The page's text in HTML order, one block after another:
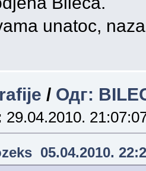
unatoc,
/ Одг:
29.04.2010.
05.04.2010.